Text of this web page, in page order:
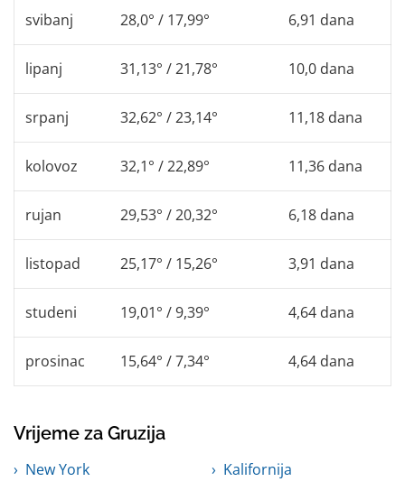
svibanj 28,0° / 17,99° 6,91 dana
lipanj 31,13° / 21,78° 10,0 dana
srpanj 32,62° / 23,14° 11,18 dana
kolovoz 32,1° / 22,89° 11,36 dana
rujan 29,53° / 20,32° 6,18 dana
listopad 25,17° / 15,26° 3,91 dana
studeni 19,01° / 9,39° 4,64 dana
prosinac 15,64° / 7,34° 4,64 dana
Vrijeme za Gruzija
New York
Kalifornija